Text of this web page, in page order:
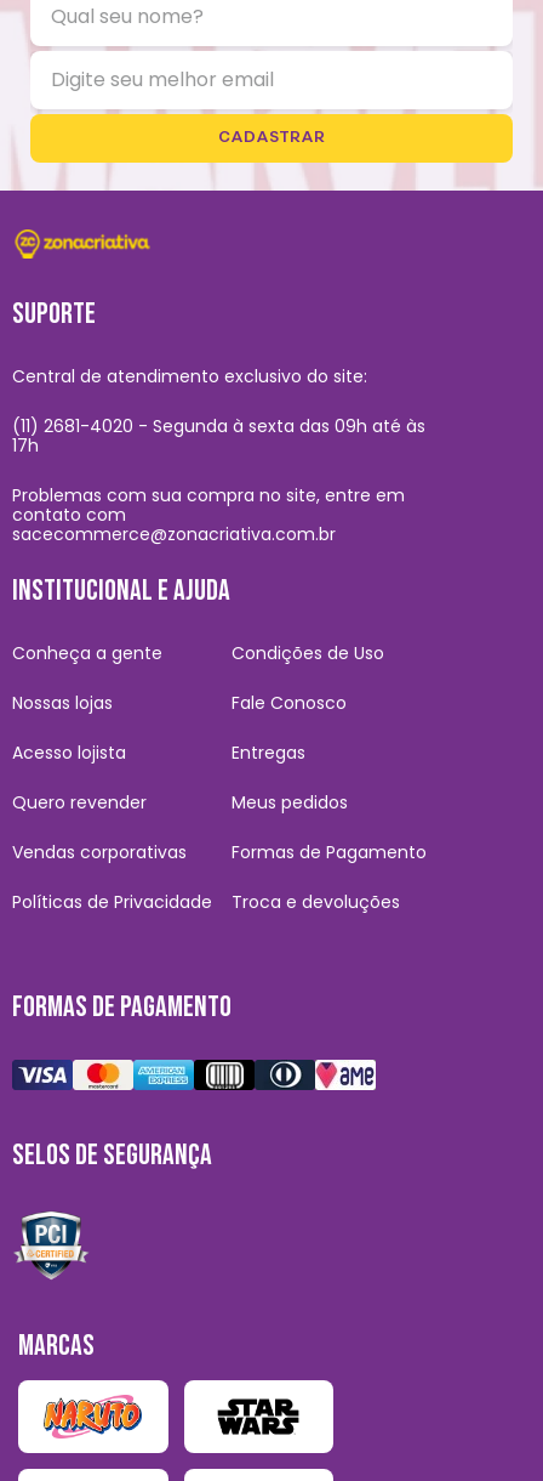
CADASTRAR
SUPORTE
Central de atendimento exclusivo do site:
(11) 2681-4020 - Segunda à sexta das 09h até às
17h
Problemas com sua compra no site, entre em
contato com
sacecommerce@zonacriativa.com.br
INSTITUCIONAL E AJUDA
Conheça a gente
Nossas lojas
Acesso lojista
Quero revender
Vendas corporativas
Políticas de Privacidade
Condições de Uso
Fale Conosco
Entregas
Meus pedidos
Formas de Pagamento
Troca e devoluções
FORMAS DE PAGAMENTO
SELOS DE SEGURANÇA
MARCAS